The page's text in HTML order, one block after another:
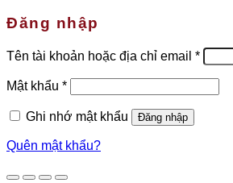
Đăng nhập
Tên tài khoản hoặc địa chỉ email *Bắt
buộc
Mật khẩu *Bắt
buộc
Ghi nhớ mật khẩu
Đăng nhập
Quên mật khẩu?